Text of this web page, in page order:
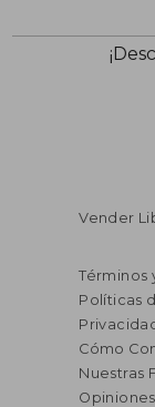
Vender
Términos
Políticas
Cómo
Nuestras